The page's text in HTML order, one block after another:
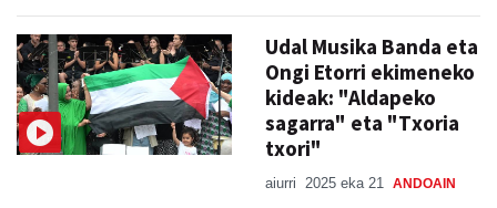
Udal Musika Banda eta
Ongi Etorri ekimeneko
kideak: "Aldapeko
sagarra" eta "Txoria
txori"
aiurri 2025 eka 21 ANDOAIN